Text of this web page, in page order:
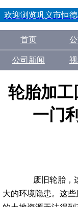
欢迎浏览巩义市恒
首页
公司新闻
轮胎加
一门
废旧轮胎，这
大的环境隐患。这